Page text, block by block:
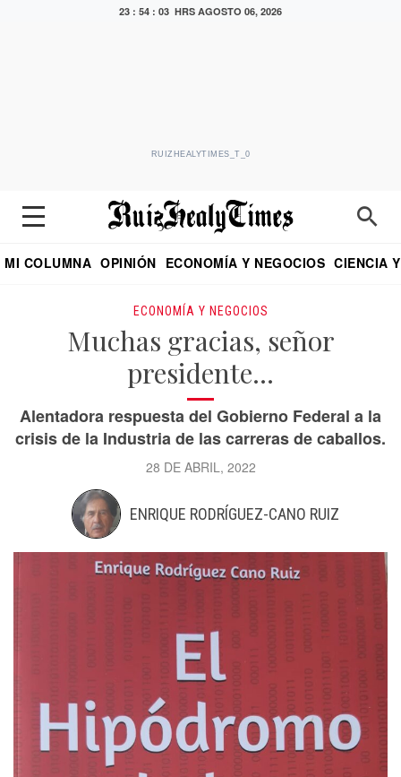
23 : 54 : 05 HRS AGOSTO 06, 2026
RUIZHEALYTIMES_T_0
MI COLUMNA OPINIÓN ECONOMÍA Y NEGOCIOS CIENCIA
ECONOMÍA Y NEGOCIOS
Muchas gracias, señor
presidente…
Alentadora respuesta del Gobierno Federal a la
crisis de la Industria de las carreras de caballos.
28 DE ABRIL, 2022
ENRIQUE RODRÍGUEZ-CANO RUIZ